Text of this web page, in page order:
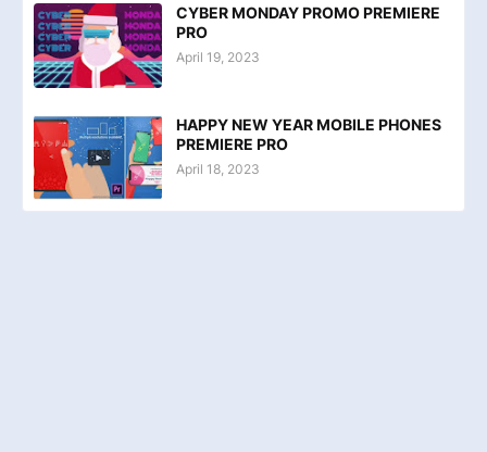
CYBER MONDAY PROMO PREMIERE
PRO
April 19, 2023
HAPPY NEW YEAR MOBILE PHONES
PREMIERE PRO
April 18, 2023